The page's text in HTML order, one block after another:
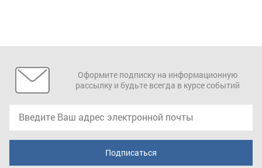
Оформите подписку на информационную
рассылку и будьте всегда в курсе событий